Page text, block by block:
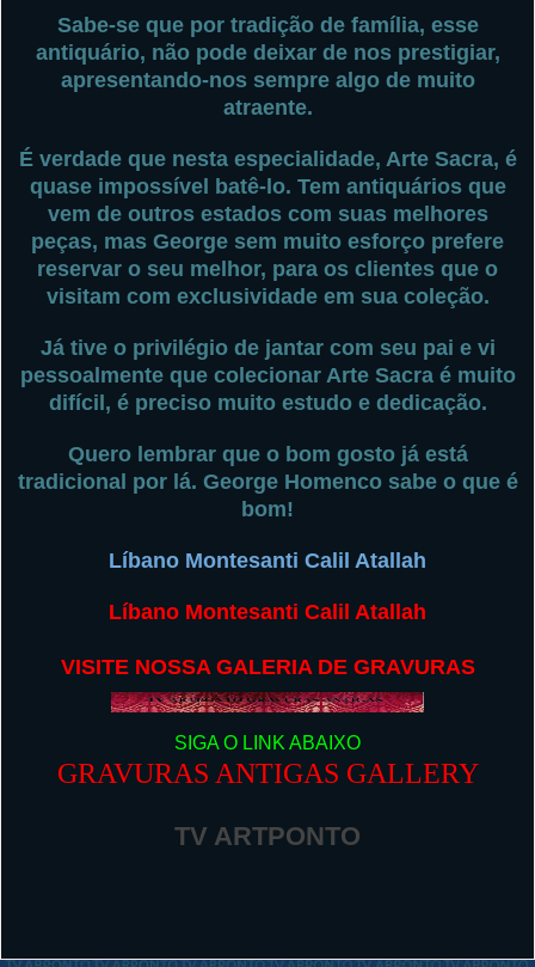
Sabe-se que por tradição de família, esse
antiquário, não pode deixar de nos prestigiar,
apresentando-nos sempre algo de muito
atraente.
É verdade que nesta especialidade, Arte Sacra, é
quase impossível batê-lo. Tem antiquários que
vem de outros estados com suas melhores
peças, mas George sem muito esforço prefere
reservar o seu melhor, para os clientes que o
visitam com exclusividade em sua coleção.
Já tive o privilégio de jantar com seu pai e vi
pessoalmente que colecionar Arte Sacra é muito
difícil, é preciso muito estudo e dedicação.
Quero lembrar que o bom gosto já está
tradicional por lá. George Homenco sabe o que é
bom!
Líbano Montesanti Calil Atallah
Líbano Montesanti Calil Atallah
VISITE NOSSA GALERIA DE GRAVURAS
SIGA O LINK ABAIXO
GRAVURAS ANTIGAS GALLERY
TV ARTPONTO